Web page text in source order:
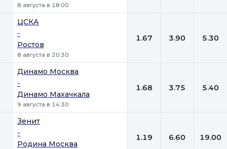
8 августа в 18:00
ЦСКА
-
Ростов
8 августа в 20:30
1.67 3.90 5.30
Динамо Москва
-
Динамо Махачкала
9 августа в 14:30
1.68 3.75 5.40
Зенит
-
Родина Москва
1.19 6.60 19.00